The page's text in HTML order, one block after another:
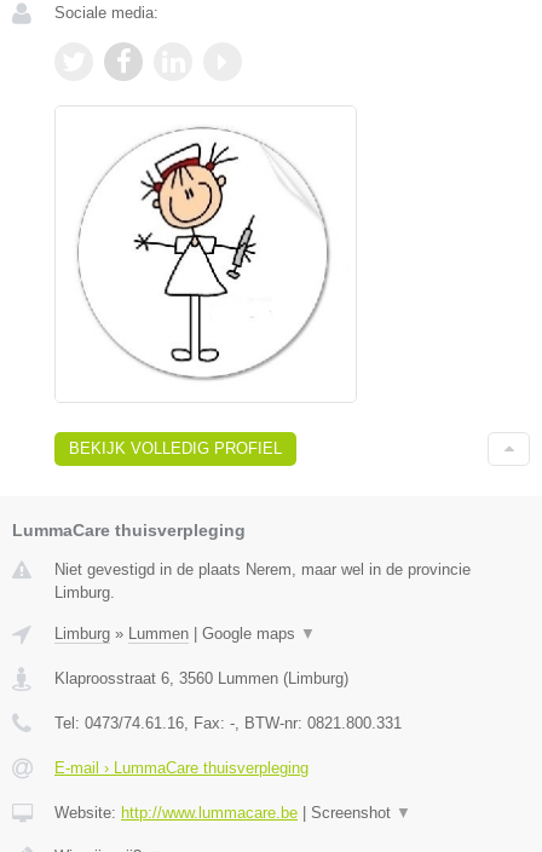
Sociale media:
BEKIJK VOLLEDIG PROFIEL
LummaCare thuisverpleging
Niet gevestigd in de plaats Nerem, maar wel in de provincie
Limburg.
Limburg » Lummen Google maps ▼
Klaproosstraat 6, 3560 Lummen (Limburg)
Tel: 0473/74.61.16, Fax: -, BTW-nr: 0821.800.331
E-mail › LummaCare thuisverpleging
Website: http://www.lummacare.be Screenshot ▼